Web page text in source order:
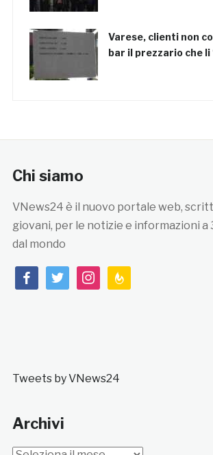
Varese, clienti non
bar il prezzario che li
Chi siamo
VNews24 è il nuovo portale web,
giovani, per le notizie e informazioni a
dal mondo
facebooktwitterinstagramfeedburner
Tweets by VNews24
Archivi